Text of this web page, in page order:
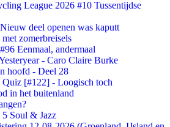
League 2026 #10 Tussentijdse
deel openen was kaputt
zomerbreisels
Eenmaal, andermaal
- Caro Claire Burke
hoofd - Deel 28
[#122] - Loogisch toch
in het buitenland
5 Soul & Jazz